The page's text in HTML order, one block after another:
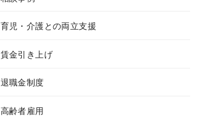
育児・介護との両立支援
賃金引き上げ
退職金制度
高齢者雇用